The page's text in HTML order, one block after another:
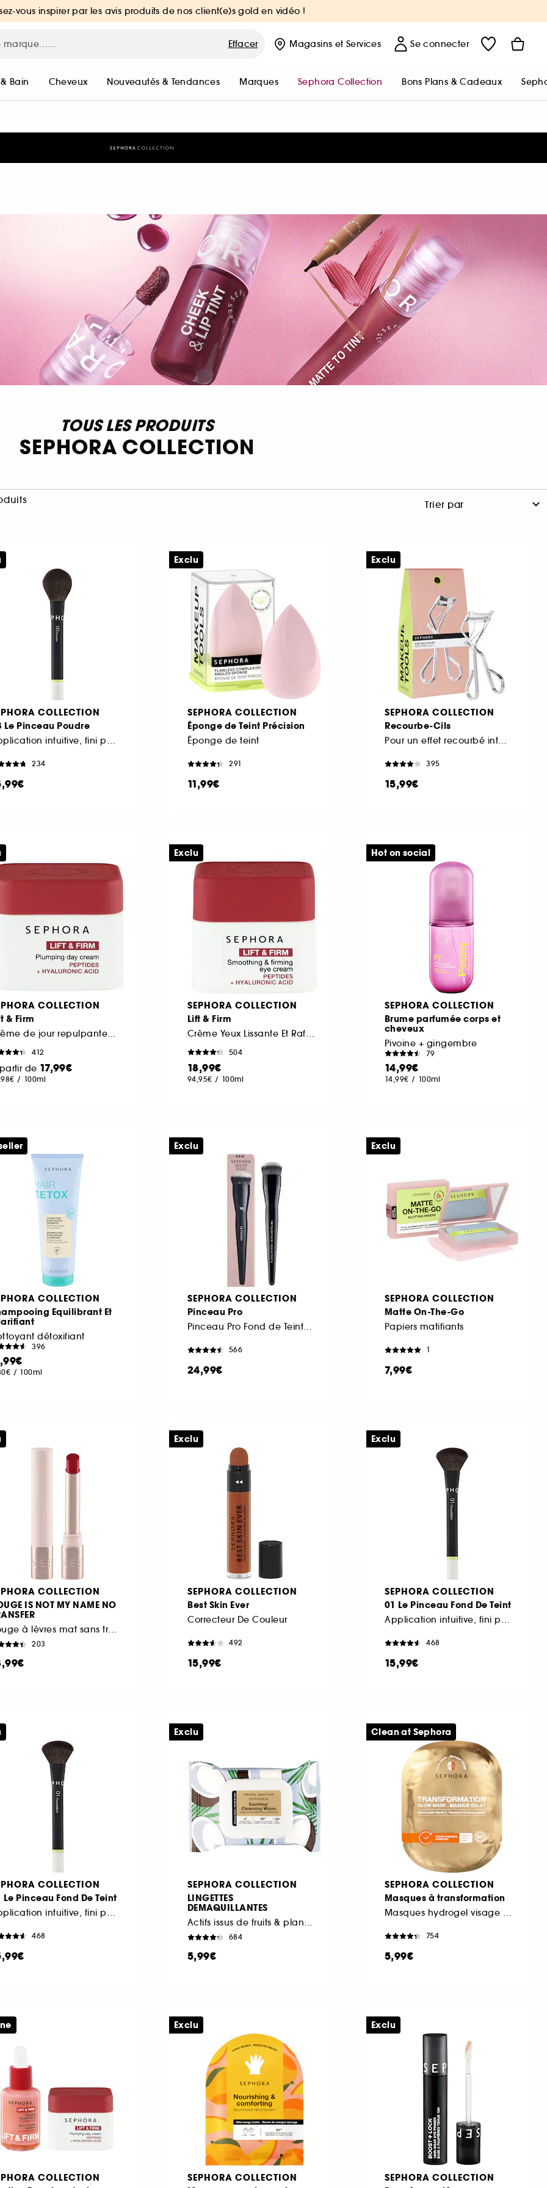
vous inspirer par les avis produits de nos client(e)s gold en vidéo !
Effacer Magasins et Services Se connecter
Bain Cheveux Nouveautés & Tendances Marques Sephora Collection Bons Plans & Cadeaux
TOUS LES PRODUITS
SEPHORA COLLECTION
COLLECTION
Le Pinceau Poudre
Application intuitive, fini parfait
234
SEPHORA COLLECTION
Éponge de Teint Précision
Éponge de teint
291
11,99€
Exclu
SEPHORA COLLECTION
Recourbe-Cils
Pour un effet recourbé intense
395
15,99€
Exclu
COLLECTION
& Firm
Crème de jour repulpante aux peptides et à l'acide hyaluronique
412
de 17,99€
/ 100ml
SEPHORA COLLECTION
Lift & Firm
Crème Yeux Lissante Et Raffermissante
504
18,99€
94,95€ / 100ml
Exclu
SEPHORA COLLECTION
Brume parfumée corps et
cheveux
Pivoine + gingembre
79
14,99€
14,99€ / 100ml
Hot on social
COLLECTION
Equilibrant Et
détoxifiant
396
/ 100ml
SEPHORA COLLECTION
Pinceau Pro
Pinceau Pro Fond de Teint #70
566
24,99€
Exclu
SEPHORA COLLECTION
Matte On-The-Go
Papiers matifiants
1
7,99€
Exclu
COLLECTION
IS NOT MY NAME NO
Rouge à lèvres mat sans transfert
203
SEPHORA COLLECTION
Best Skin Ever
Correcteur De Couleur
492
15,99€
Exclu
SEPHORA COLLECTION
01 Le Pinceau Fond De Teint
Application intuitive, fini parfait
468
15,99€
Exclu
COLLECTION
Le Pinceau Fond De Teint
Application intuitive, fini parfait
468
SEPHORA COLLECTION
LINGETTES
DEMAQUILLANTES
Actifs issus de fruits & plantes + Lotion micellaire
684
5,99€
Exclu
SEPHORA COLLECTION
Masques à transformation
Masques hydrogel visage à la Vitamine C
754
5,99€
Clean at Sephora
COLLECTION
SEPHORA COLLECTION
Exclu
SEPHORA COLLECTION
Exclu